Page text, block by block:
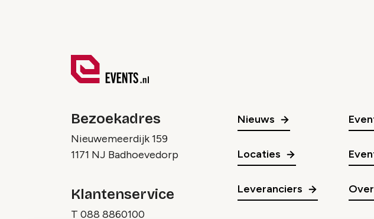
Bezoekadres
Nieuwemeerdijk 159
1171 NJ Badhoevedorp
Klantenservice
T 088 8860100
Nieuws
Locaties
Leveranciers